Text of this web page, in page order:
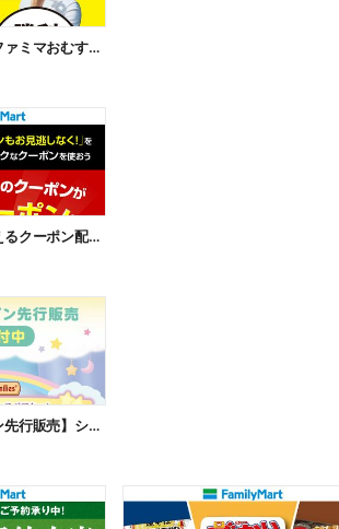
【おトク】大谷選手ファミマおむすび割
【おトク】お店で使えるクーポン配信中
【ファミマオンライン先行販売】シルバニアファミリー